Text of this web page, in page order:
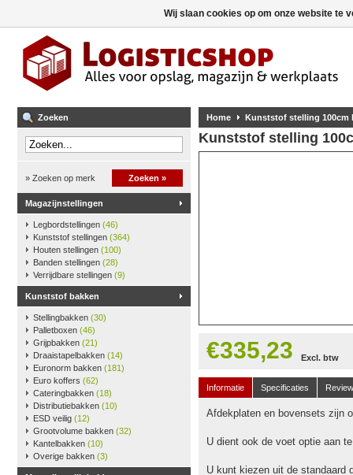
Zoeken
» Zoeken op merk Zoeken »
Magazijnstellingen
Legbordstellingen (46)
Kunststof stellingen (364)
Houten stellingen (100)
Banden stellingen (28)
Verrijdbare stellingen (9)
Kunststof bakken
Stellingbakken (30)
Palletboxen (46)
Grijpbakken (21)
Draaistapelbakken (14)
Euronorm bakken (181)
Euro koffers (62)
Cateringbakken (18)
Distributiebakken (10)
ESD veilig (12)
Grootvolume bakken (32)
Kantelbakken (10)
Overige bakken (3)
Home Kunststof stelling 100cm
Kunststof stelling
€335,23 Excl. btw
Informatie Specificaties
Afdekplaten en bovensets zijn
U dient ook de voet optie aan
U kunt kiezen uit de standaard
Wij slaan cookies op om onze website te